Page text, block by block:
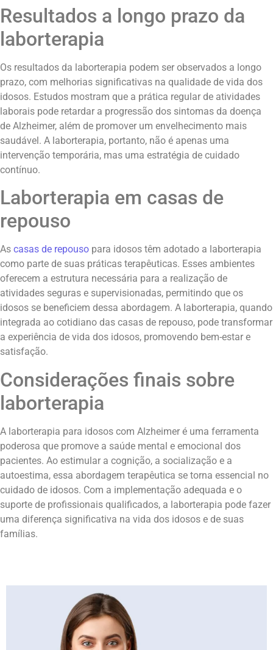
Resultados a longo prazo da
laborterapia
Os resultados da laborterapia podem ser observados a longo
prazo, com melhorias significativas na qualidade de vida dos
idosos. Estudos mostram que a prática regular de atividades
laborais pode retardar a progressão dos sintomas da doença
de Alzheimer, além de promover um envelhecimento mais
saudável. A laborterapia, portanto, não é apenas uma
intervenção temporária, mas uma estratégia de cuidado
contínuo.
Laborterapia em casas de
repouso
As casas de repouso para idosos têm adotado a laborterapia
como parte de suas práticas terapêuticas. Esses ambientes
oferecem a estrutura necessária para a realização de
atividades seguras e supervisionadas, permitindo que os
idosos se beneficiem dessa abordagem. A laborterapia, quando
integrada ao cotidiano das casas de repouso, pode transformar
a experiência de vida dos idosos, promovendo bem-estar e
satisfação.
Considerações finais sobre
laborterapia
A laborterapia para idosos com Alzheimer é uma ferramenta
poderosa que promove a saúde mental e emocional dos
pacientes. Ao estimular a cognição, a socialização e a
autoestima, essa abordagem terapêutica se torna essencial no
cuidado de idosos. Com a implementação adequada e o
suporte de profissionais qualificados, a laborterapia pode fazer
uma diferença significativa na vida dos idosos e de suas
famílias.